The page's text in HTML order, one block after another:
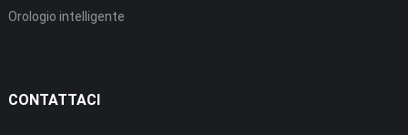
Orologio intelligente
CONTATTACI